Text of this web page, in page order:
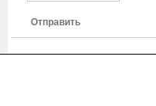
Отправить